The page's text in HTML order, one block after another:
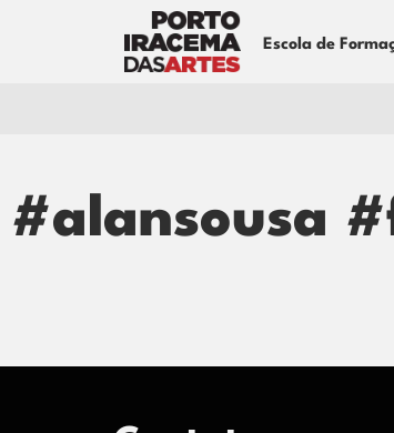
Escola de
#alansousa